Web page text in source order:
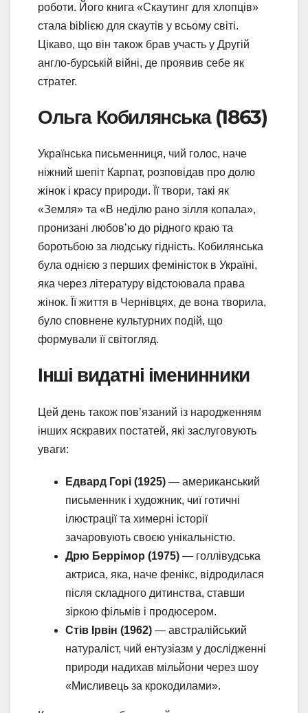
роботи. Його книга «Скаутинг для хлопців»
стала bibliєю для скаутів у всьому світі.
Цікаво, що він також брав участь у Другій
англо-бурській війні, де проявив себе як
стратег.
Ольга Кобилянська (1863)
Українська письменниця, чий голос, наче
ніжний шепіт Карпат, розповідав про долю
жінок і красу природи. Її твори, такі як
«Земля» та «В неділю рано зілля копала»,
пронизані любов’ю до рідного краю та
боротьбою за людську гідність. Кобилянська
була однією з перших феміністок в Україні,
яка через літературу відстоювала права
жінок. Її життя в Чернівцях, де вона творила,
було сповнене культурних подій, що
формували її світогляд.
Інші видатні іменинники
Цей день також пов’язаний із народженням
інших яскравих постатей, які заслуговують
уваги:
Едвард Горі (1925) — американський
письменник і художник, чиї готичні
ілюстрації та химерні історії
зачаровують своєю унікальністю.
Дрю Беррімор (1975) — голлівудська
актриса, яка, наче фенікс, відродилася
після складного дитинства, ставши
зіркою фільмів і продюсером.
Стів Ірвін (1962) — австралійський
натураліст, чий ентузіазм у дослідженні
природи надихав мільйони через шоу
«Мисливець за крокодилами».